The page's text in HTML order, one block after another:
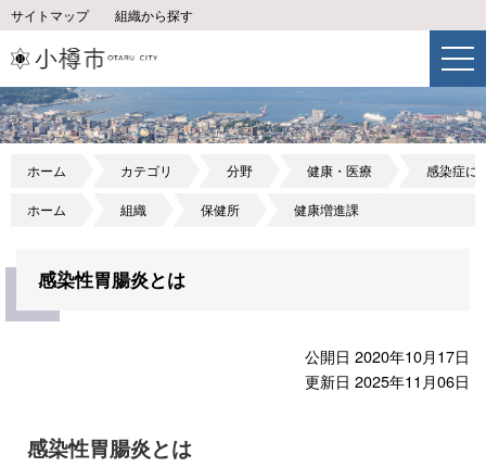
サイトマップ 組織から探す
ホーム カテゴリ 分野 健康・医療 感染症に
ホーム 組織 保健所 健康増進課
感染性胃腸炎とは
公開日 2020年10月17日
更新日 2025年11月06日
感染性胃腸炎とは